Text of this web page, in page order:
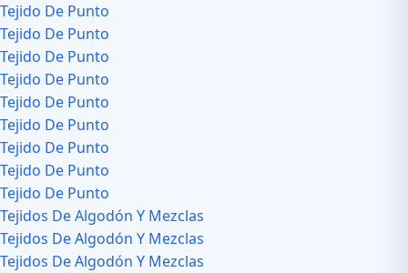
Tejido De Punto
Tejido De Punto
Tejido De Punto
Tejido De Punto
Tejido De Punto
Tejido De Punto
Tejido De Punto
Tejido De Punto
Tejido De Punto
Tejidos De Algodón Y Mezclas
Tejidos De Algodón Y Mezclas
Tejidos De Algodón Y Mezclas